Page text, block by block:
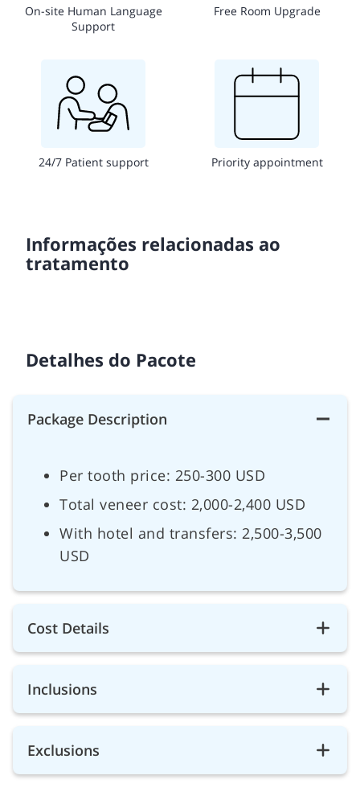
On-site Human Language
Support
Free Room Upgrade
24/7 Patient support Priority appointment
Informações relacionadas ao
tratamento
Detalhes do Pacote
Package Description
Per tooth price: 250-300 USD
Total veneer cost: 2,000-2,400 USD
With hotel and transfers: 2,500-3,500
USD
Cost Details
Inclusions
Exclusions